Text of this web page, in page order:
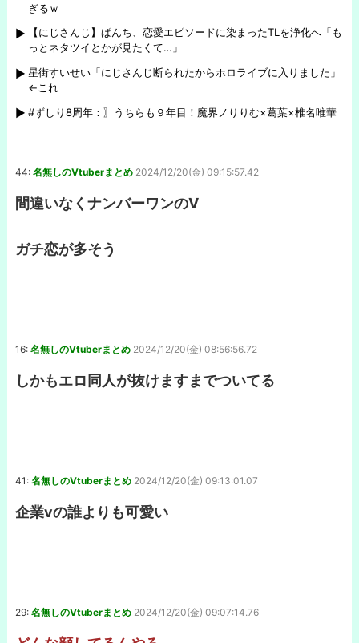
ぎるｗ
【にじさんじ】ぱんち、恋愛エピソードに染まったTLを浄化へ「も
っとネタツイとかが見たくて…」
星街すいせい「にじさんじ断られたからホロライブに入りました」
←これ
#ずしり8周年：〗うちらも９年目！魔界ノりりむ×葛葉×椎名唯華
44: 名無しのVtuberまとめ 2024/12/20(金) 09:15:57.42
間違いなくナンバーワンのV
ガチ恋が多そう
16: 名無しのVtuberまとめ 2024/12/20(金) 08:56:56.72
しかもエロ同人が抜けますまでついてる
41: 名無しのVtuberまとめ 2024/12/20(金) 09:13:01.07
企業vの誰よりも可愛い
29: 名無しのVtuberまとめ 2024/12/20(金) 09:07:14.76